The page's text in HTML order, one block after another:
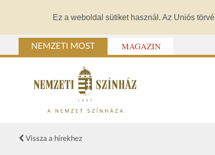
Ez a weboldal sütiket használ. Az Uniós
NEMZETI MOST MAGAZIN
Vissza a hírekhez